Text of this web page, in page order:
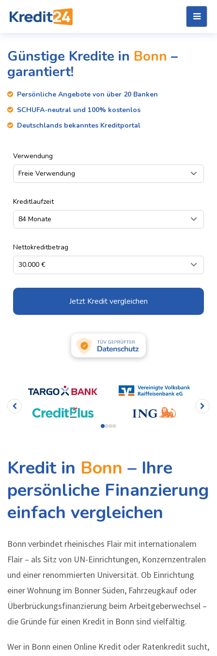
Günstige Kredite in Bonn –
garantiert!
Persönliche Angebote von über 20 Banken
SCHUFA-neutral und 100% kostenlos
Deutschlands bekanntes Kreditportal
Verwendung
Kreditlaufzeit
Nettokreditbetrag
Jetzt Kredit vergleichen
Kredit in Bonn – Ihre
persönliche Finanzierung
einfach vergleichen
Bonn verbindet rheinisches Flair mit internationalem
Flair – als Sitz von UN-Einrichtungen, Konzernzentralen
und einer renommierten Universität. Ob Einrichtung
einer Wohnung im Bonner Süden, Fahrzeugkauf oder
Überbrückungsfinanzierung beim Arbeitgeberwechsel –
die Gründe für einen Kredit in Bonn sind vielfältig.
Wer in Bonn einen Online Kredit oder Ratenkredit sucht,